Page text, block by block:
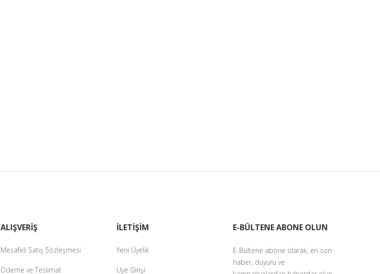
ALIŞVERİŞ
Mesafeli Satış Sözleşmesi
Ödeme ve Teslimat
İLETİŞİM
Yeni Üyelik
Üye Girişi
E-BÜLTENE ABONE OLUN
E-Bültene abone olarak, en son
haber, duyuru ve